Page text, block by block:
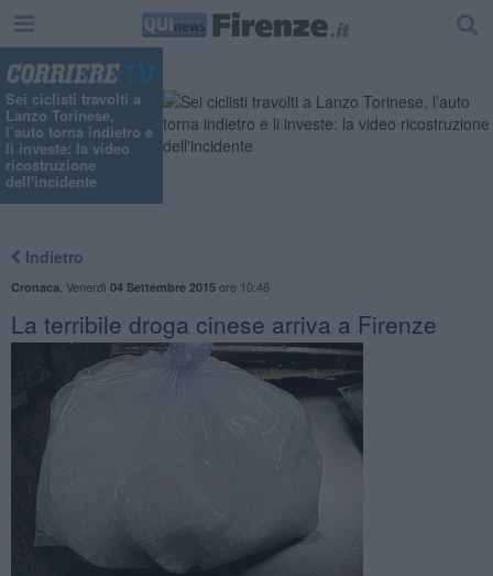
Sei ciclisti travolti a
Lanzo Torinese,
l’auto torna indietro e
li investe: la video
ricostruzione
dell'incidente
Indietro
Cronaca Venerdì 04 Settembre 2015ore 10:46
La terribile droga cinese arriva a Firenze